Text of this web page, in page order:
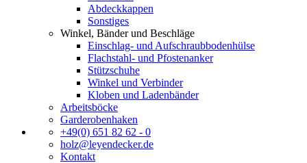
Abdeckkappen
Sonstiges
Winkel, Bänder und Beschläge
Einschlag- und Aufschraubbodenhülse
Flachstahl- und Pfostenanker
Stützschuhe
Winkel und Verbinder
Kloben und Ladenbänder
Arbeitsböcke
Garderobenhaken
+49(0) 651 82 62 - 0
holz@leyendecker.de
Kontakt